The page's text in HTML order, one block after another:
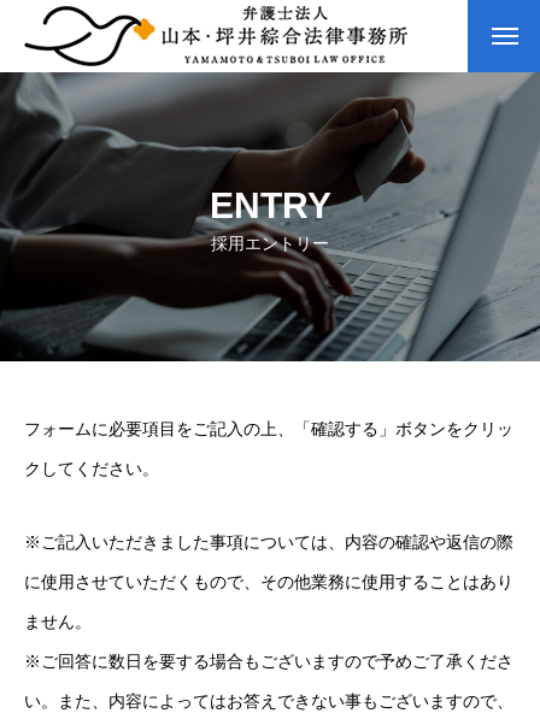
ENTRY
採用エントリー
フォームに必要項目をご記入の上、「確認する」ボタンをクリッ
クしてください。
※ご記入いただきました事項については、内容の確認や返信の際
に使用させていただくもので、その他業務に使用することはあり
ません。
※ご回答に数日を要する場合もございますので予めご了承くださ
い。また、内容によってはお答えできない事もございますので、